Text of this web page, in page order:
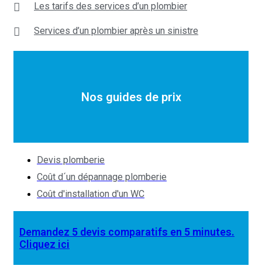
Les tarifs des services d’un plombier
Services d’un plombier après un sinistre
Nos guides de prix
Devis plomberie
Coût d´un dépannage plomberie
Coût d'installation d'un WC
Demandez 5 devis comparatifs en 5 minutes.
Cliquez ici